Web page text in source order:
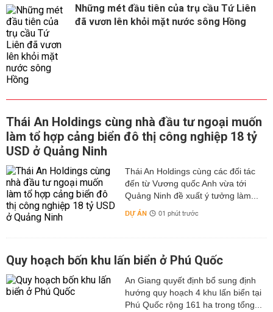
Những mét đầu tiên của trụ cầu Tứ Liên
đã vươn lên khỏi mặt nước sông Hồng
Thái An Holdings cùng nhà đầu tư ngoại muốn
làm tổ hợp cảng biển đô thị công nghiệp 18 tỷ
USD ở Quảng Ninh
Thái An Holdings cùng các đối tác
đến từ Vương quốc Anh vừa tới
Quảng Ninh đề xuất ý tưởng làm...
DỰ ÁN 01 phút trước
Quy hoạch bốn khu lấn biển ở Phú Quốc
An Giang quyết định bổ sung định
hướng quy hoạch 4 khu lấn biển tại
Phú Quốc rộng 161 ha trong tổng...